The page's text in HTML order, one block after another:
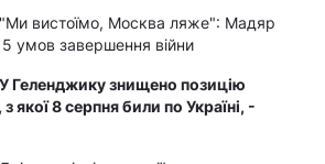
"Ми вистоїмо, Москва ляже": Мадяр
5 умов завершення війни
У Геленджику знищено позицію
якої 8 серпня били по Україні, -